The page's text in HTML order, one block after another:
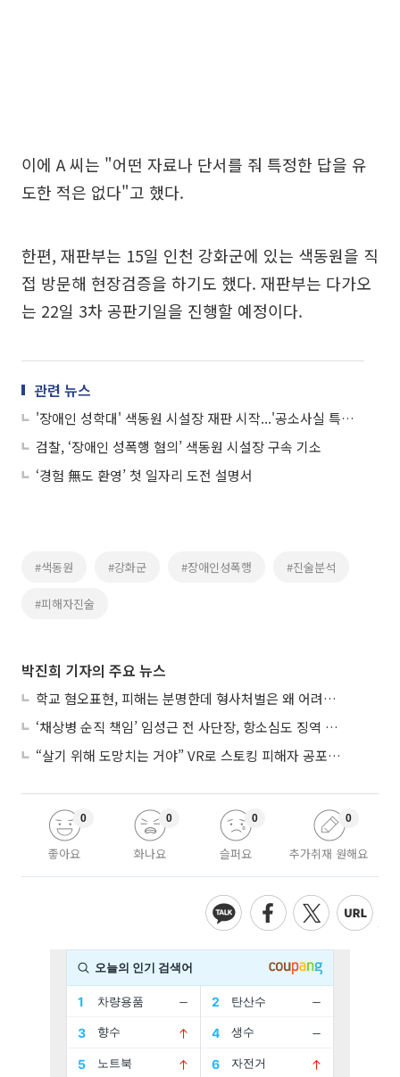
이에 A 씨는 "어떤 자료나 단서를 줘 특정한 답을 유
도한 적은 없다"고 했다.
한편, 재판부는 15일 인천 강화군에 있는 색동원을 직
접 방문해 현장검증을 하기도 했다. 재판부는 다가오
는 22일 3차 공판기일을 진행할 예정이다.
관련 뉴스
'장애인 성학대' 색동원 시설장 재판 시작...'공소사실 특정' 공방
검찰, ‘장애인 성폭행 혐의’ 색동원 시설장 구속 기소
‘경험 無도 환영’ 첫 일자리 도전 설명서
#색동원 #강화군 #장애인성폭행 #진술분석
#피해자진술
박진희 기자의 주요 뉴스
학교 혐오표현, 피해는 분명한데 형사처벌은 왜 어려울까?
‘채상병 순직 책임’ 임성근 전 사단장, 항소심도 징역 3년
“살기 위해 도망치는 거야” VR로 스토킹 피해자 공포 마주한 수형자들
좋아요
0
화나요
0
슬퍼요
0
추가취재 원해요
0